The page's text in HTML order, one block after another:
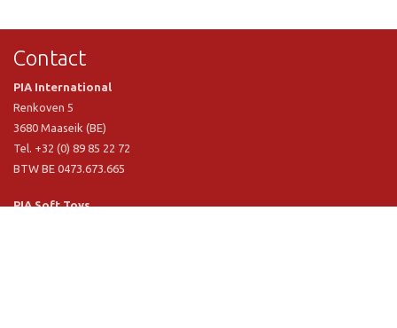
Contact
PIA International
Renkoven 5
3680 Maaseik (BE)
Tel. +32 (0) 89 85 22 72
BTW BE 0473.673.665
PIA Soft Toys